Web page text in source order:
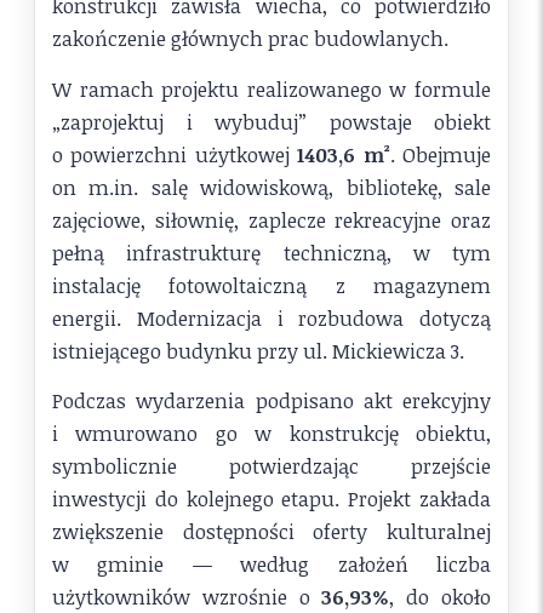
zakończenie głównych prac budowlanych.
W ramach projektu realizowanego w formule
„zaprojektuj i wybuduj” powstaje obiekt
o powierzchni użytkowej1403,6 m². Obejmuje
on m.in. salę widowiskową, bibliotekę, sale
zajęciowe, siłownię, zaplecze rekreacyjne oraz
pełną infrastrukturę techniczną, w tym
instalację fotowoltaiczną z magazynem
energii. Modernizacja i rozbudowa dotyczą
istniejącego budynku przy ul. Mickiewicza 3.
Podczas wydarzenia podpisano akt erekcyjny
i wmurowano go w konstrukcję obiektu,
symbolicznie potwierdzając przejście
inwestycji do kolejnego etapu. Projekt zakłada
zwiększenie dostępności oferty kulturalnej
w gminie — według założeń liczba
użytkowników wzrośnie o36,93%, do około